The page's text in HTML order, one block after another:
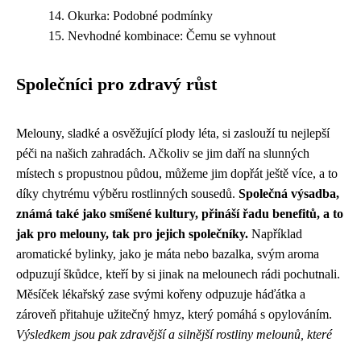
Okurka: Podobné podmínky
Nevhodné kombinace: Čemu se vyhnout
Společníci pro zdravý růst
Melouny, sladké a osvěžující plody léta, si zaslouží tu nejlepší
péči na našich zahradách. Ačkoliv se jim daří na slunných
místech s propustnou půdou, můžeme jim dopřát ještě více, a to
díky chytrému výběru rostlinných sousedů. Společná výsadba,
známá také jako smíšené kultury, přináší řadu benefitů, a to
jak pro melouny, tak pro jejich společníky. Například
aromatické bylinky, jako je máta nebo bazalka, svým aroma
odpuzují škůdce, kteří by si jinak na melounech rádi pochutnali.
Měsíček lékařský zase svými kořeny odpuzuje háďátka a
zároveň přitahuje užitečný hmyz, který pomáhá s opylováním.
Výsledkem jsou pak zdravější a silnější rostliny melounů, které